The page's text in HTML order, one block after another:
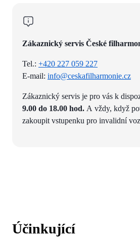
Zákaznický servis České
Tel.: +420 227 059 227
E-mail: info@ceskafilharmonie.cz
Zákaznický servis je pro vás k
9.00 do 18.00 hod. A vždy, když
zakoupit vstupenku pro invalidní
Účinkující